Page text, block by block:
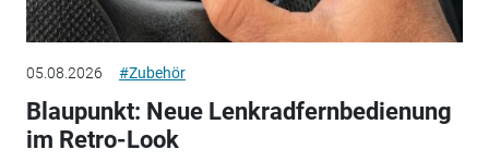
05.08.2026 #Zubehör
Blaupunkt: Neue Lenkradfernbedienung
im Retro-Look